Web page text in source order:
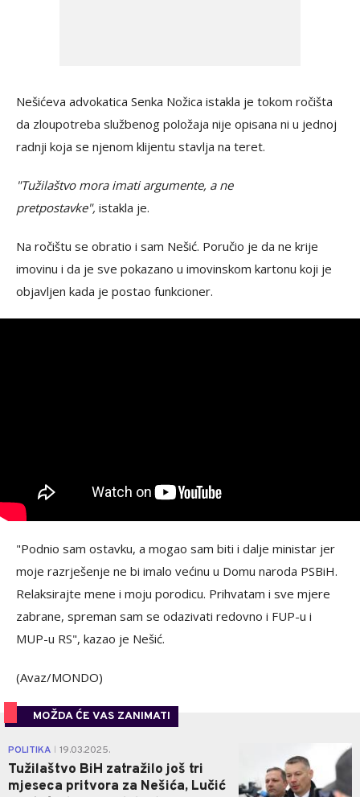
Nešićeva advokatica Senka Nožica istakla je tokom ročišta
da zloupotreba službenog položaja nije opisana ni u jednoj
radnji koja se njenom klijentu stavlja na teret.
"Tužilaštvo mora imati argumente, a ne
pretpostavke", istakla je.
Na ročištu se obratio i sam Nešić. Poručio je da ne krije
imovinu i da je sve pokazano u imovinskom kartonu koji je
objavljen kada je postao funkcioner.
"Podnio sam ostavku, a mogao sam biti i dalje ministar jer
moje razrješenje ne bi imalo većinu u Domu naroda PSBiH.
Relaksirajte mene i moju porodicu. Prihvatam i sve mjere
zabrane, spreman sam se odazivati redovno i FUP-u i
MUP-u RS", kazao je Nešić.
(Avaz/MONDO)
MOŽDA ĆE VAS ZANIMATI
POLITIKA 19.03.2025.
Tužilaštvo BiH zatražilo još tri
mjeseca pritvora za Nešića, Lučić
0